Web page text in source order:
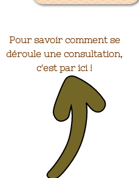
Pour savoir comment se
déroule une consultation,
c'est par ici !